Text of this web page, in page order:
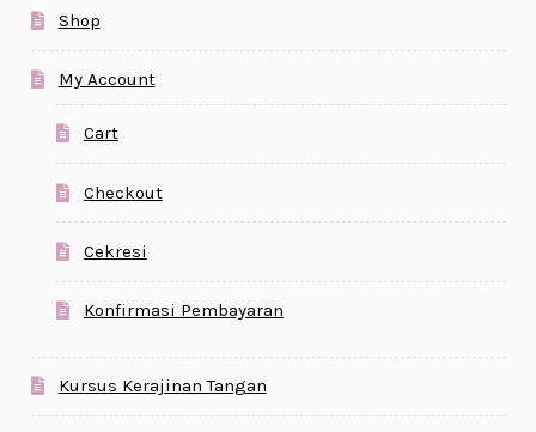
Shop
My Account
Cart
Checkout
Cekresi
Konfirmasi Pembayaran
Kursus Kerajinan Tangan